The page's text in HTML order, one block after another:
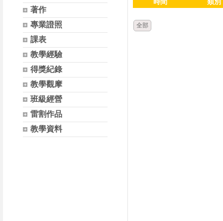
著作
專業證照
課表
教學經驗
得獎紀錄
教學觀摩
班級經營
雷割作品
教學資料
全部